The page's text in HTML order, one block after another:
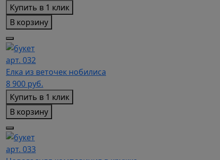
Купить в 1 клик
В корзину
арт. 032
Елка из веточек нобилиса
8 900 руб.
Купить в 1 клик
В корзину
арт. 033